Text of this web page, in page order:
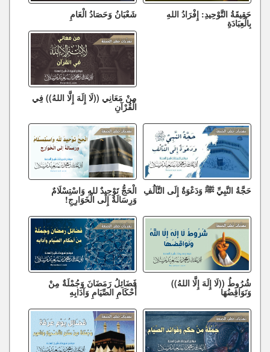
حَقِيقَةُ التَّوْحِيدِ: إِفْرَادُ اللهِ
بِالْعِبَادَةِ
شَعْبَانُ وَحَصَادُ الْعَامِ
مِنْ مَعَانِي ((لَا إِلَهَ إِلَّا اللهُ)) فِي
الْقُرْآنِ
حَجَّةُ النَّبِيِّ ﷺ وَدَعْوَةٌ إِلَى التَّآلُفِ الْحَجُّ تَوْحِيدٌ للهِ وَاسْتِسْلَامٌ
وَرِسَالَةٌ إِلَى الْخَوَارِجِ!
شُرُوطُ ((لَا إِلَهَ إِلَّا اللهُ))
وَنَوَاقِضُهَا
فَضَائِلُ رَمَضَانَ وَجُمْلَةٌ مِنْ
أَحْكَامِ الصِّيَامِ وَآدَابِهِ